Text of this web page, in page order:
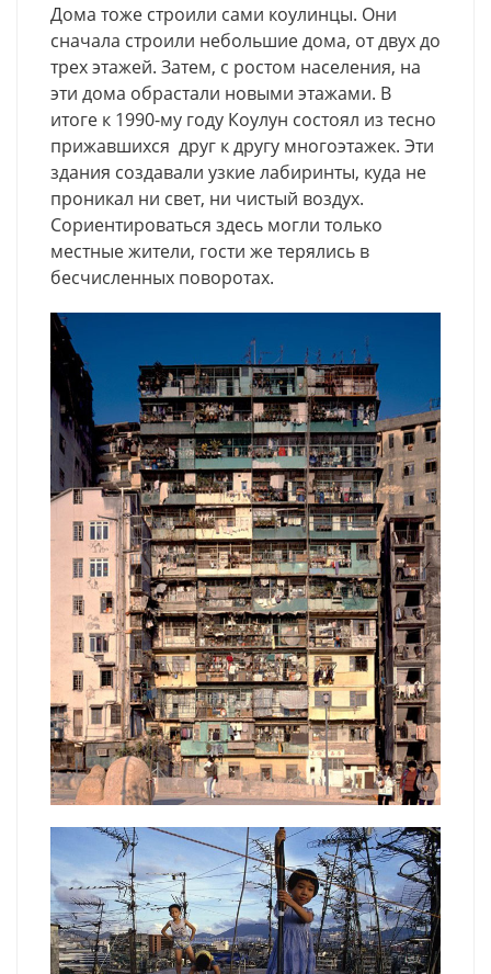
Дома тоже строили сами коулинцы. Они
сначала строили небольшие дома, от двух до
трех этажей. Затем, с ростом населения, на
эти дома обрастали новыми этажами. В
итоге к 1990-му году Коулун состоял из тесно
прижавшихся друг к другу многоэтажек. Эти
здания создавали узкие лабиринты, куда не
проникал ни свет, ни чистый воздух.
Сориентироваться здесь могли только
местные жители, гости же терялись в
бесчисленных поворотах.